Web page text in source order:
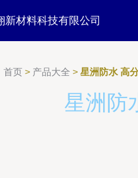
新材料科技有限公司
首页 > 产品大全 > 星洲防水 高
星洲防